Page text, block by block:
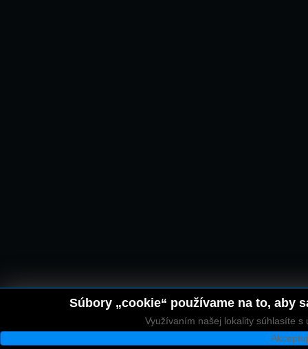
Súbory „cookie“ používame na to, aby
Využívaním našej lokality súhlasíte s